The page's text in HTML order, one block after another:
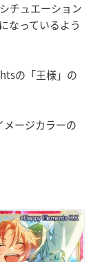
チュエーション
なっているよう
の「王様」の
ージカラーの